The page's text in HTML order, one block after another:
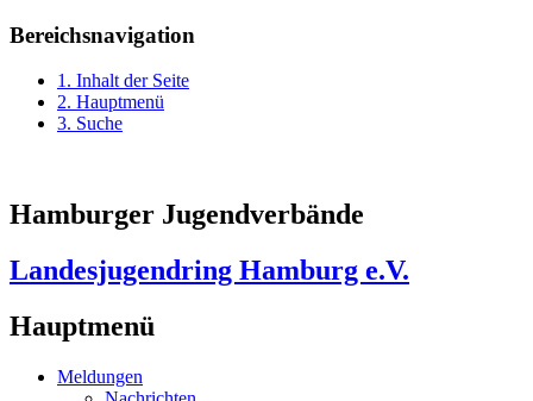
Bereichsnavigation
1. Inhalt der Seite
2. Hauptmenü
3. Suche
Hamburger Jugendverbände
Landesjugendring Hamburg e.V.
Hauptmenü
Meldungen